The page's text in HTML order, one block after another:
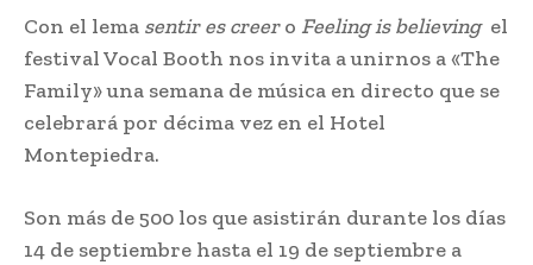
Con el lema sentir es creero Feeling is believingel
festival Vocal Booth nos invita a unirnos a «The
Family» una semana de música en directo que se
celebrará por décima vez en el Hotel
Montepiedra.
Son más de 500 los que asistirán durante los días
14 de septiembre hasta el 19 de septiembre a